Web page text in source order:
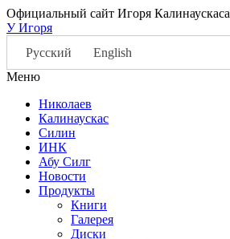
Официальный сайт Игоря Калинаускаса
У Игоря
Русский
English
Меню
Николаев
Калинаускас
Силин
ИНК
Абу Силг
Новости
Продукты
Книги
Галерея
Диски